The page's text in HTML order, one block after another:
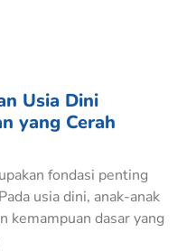
Usia Dini
yang Cerah
fondasi penting
usia dini, anak-anak
kemampuan dasar yang